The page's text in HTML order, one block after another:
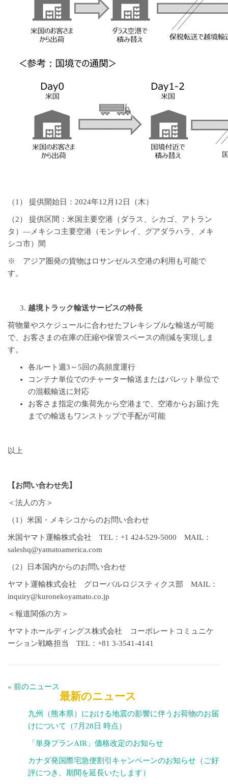
（1） 提供開始日：2024年12月12日（木）
（2） 提供区間：米国主要空港（ダラス、シカゴ、アトラン
タ）―メキシコ主要空港（モンテレイ、グアダラハラ、メキ
シコ市）間
※ アジア圏発の貨物はロサンゼルス空港の利用も可能で
す。
越境トラック輸送サービスの特長
荷物量やスケジュールに合わせたフレキシブルな輸送が可能
で、お客さまの在庫の圧縮や保管スペースの削減を実現しま
す。
各ルート週3～5回の高頻度運行
コンテナ単位でのチャーター輸送またはパレット単位で
の混載輸送に対応
お客さま指定の集荷先から空港まで、空港からお届け先
までの輸送もワンストップで手配が可能
以上
【お問い合わせ先】
＜法人の方＞
（1）米国・メキシコからのお問い合わせ
米国ヤマト運輸株式会社 TEL：+1 424-529-5000 MAIL：
saleshq@yamatoamerica.com
（2）日本国内からのお問い合わせ
ヤマト運輸株式会社 グローバルロジスティクス部 MAIL：
inquiry@kuronekoyamato.co.jp
＜報道関係の方＞
ヤマトホールディングス株式会社 コーポレートコミュニケ
ーション戦略担当 TEL：+81 3-3541-4141
« 前のニュース
最新のニュース
九州（熊本県）における地震の影響に伴うお荷物のお届
けについて（7月28日 時点）
「単身プランAIR」価格改定のお知らせ
カナダ発国際宅急便割引キャンペーンのお知らせ（ご好
評につき、期間を延長いたします）